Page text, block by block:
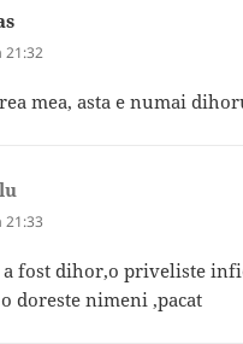
21:32
mea, asta e numai
21:33
a fost dihor,o priveliste
doreste nimeni ,pacat